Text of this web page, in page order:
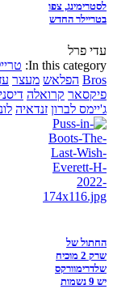
לסטרימינג, צפו
בטריילר החדש
עדי פרל
In this category:
Bros הפלאש מעצר
פיקסאר קרואלה
ג'יימס לברון זנדאיה
החתול של
שרק 2 מוכיח
שלדרימוורקס
יש 9 נשמות